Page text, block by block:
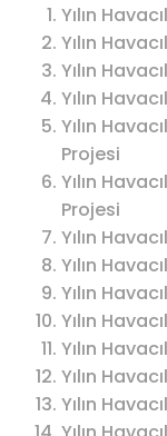
Yılın
Yılın
Yılın
Yılın
Yılın
Projesi
Yılın
Projesi
Yılın
Yılın
Yılın
Yılın
Yılın
Yılın
Yılın